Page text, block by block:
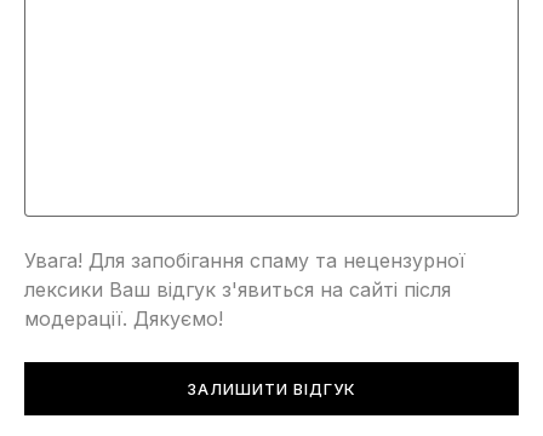
Увага! Для запобігання спаму та нецензурної
лексики Ваш відгук з'явиться на сайті після
модерації. Дякуємо!
ЗАЛИШИТИ ВІДГУК